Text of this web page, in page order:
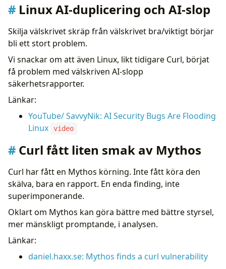
Linux AI-duplicering och AI-slop
Skilja välskrivet skräp från välskrivet bra/viktigt börjar
bli ett stort problem.
Vi snackar om att även Linux, likt tidigare Curl, börjat
få problem med välskriven AI-slopp
säkerhetsrapporter.
Länkar:
YouTube/ SavvyNik: AI Security Bugs Are Flooding
Linux
video
Curl fått liten smak av Mythos
Curl har fått en Mythos körning. Inte fått köra den
skälva, bara en rapport. En enda finding, inte
superimponerande.
Oklart om Mythos kan göra bättre med bättre styrsel,
mer mänskligt promptande, i analysen.
Länkar:
daniel.haxx.se: Mythos finds a curl vulnerability